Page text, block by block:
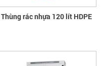
Thùng rác nhựa 120 lít HDPE